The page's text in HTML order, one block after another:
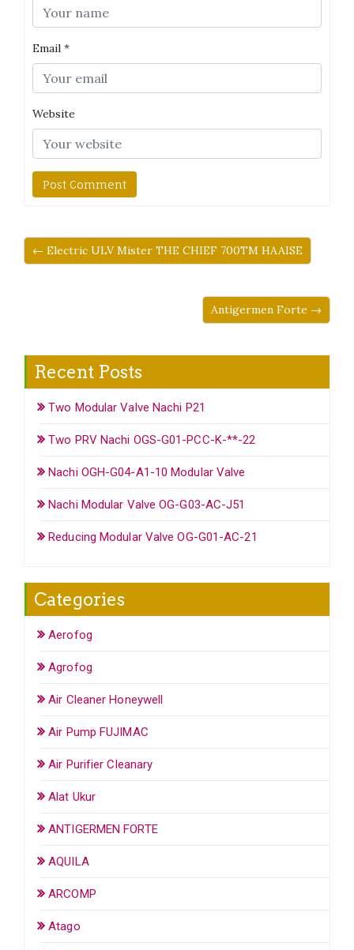
Email *
Website
← Electric ULV Mister THE CHIEF 700TM HAAISE
Antigermen Forte →
Recent Posts
Two Modular Valve Nachi P21
Two PRV Nachi OGS-G01-PCC-K-**-22
Nachi OGH-G04-A1-10 Modular Valve
Nachi Modular Valve OG-G03-AC-J51
Reducing Modular Valve OG-G01-AC-21
Categories
Aerofog
Agrofog
Air Cleaner Honeywell
Air Pump FUJIMAC
Air Purifier Cleanary
Alat Ukur
ANTIGERMEN FORTE
AQUILA
ARCOMP
Atago